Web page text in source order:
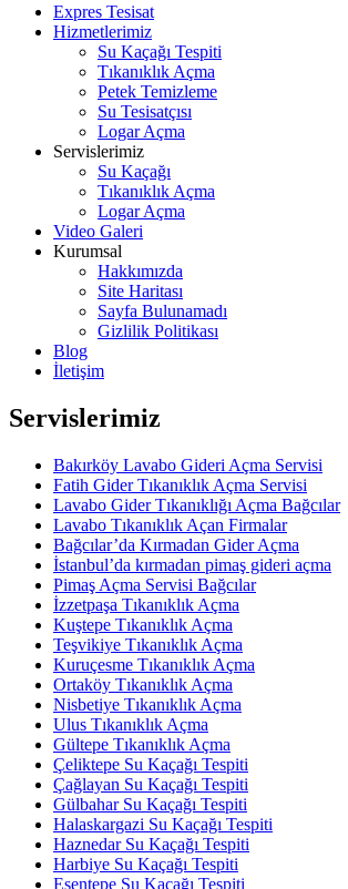
Expres Tesisat
Hizmetlerimiz
Su Kaçağı Tespiti
Tıkanıklık Açma
Petek Temizleme
Su Tesisatçısı
Logar Açma
Servislerimiz
Su Kaçağı
Tıkanıklık Açma
Logar Açma
Video Galeri
Kurumsal
Hakkımızda
Site Haritası
Sayfa Bulunamadı
Gizlilik Politikası
Blog
İletişim
Servislerimiz
Bakırköy Lavabo Gideri Açma Servisi
Fatih Gider Tıkanıklık Açma Servisi
Lavabo Gider Tıkanıklığı Açma Bağcılar
Lavabo Tıkanıklık Açan Firmalar
Bağcılar’da Kırmadan Gider Açma
İstanbul’da kırmadan pimaş gideri açma
Pimaş Açma Servisi Bağcılar
İzzetpaşa Tıkanıklık Açma
Kuştepe Tıkanıklık Açma
Teşvikiye Tıkanıklık Açma
Kuruçesme Tıkanıklık Açma
Ortaköy Tıkanıklık Açma
Nisbetiye Tıkanıklık Açma
Ulus Tıkanıklık Açma
Gültepe Tıkanıklık Açma
Çeliktepe Su Kaçağı Tespiti
Çağlayan Su Kaçağı Tespiti
Gülbahar Su Kaçağı Tespiti
Halaskargazi Su Kaçağı Tespiti
Haznedar Su Kaçağı Tespiti
Harbiye Su Kaçağı Tespiti
Esentepe Su Kaçağı Tespiti